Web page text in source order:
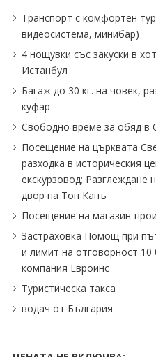
Транспорт с комфортен
видеосистема, минибар)
4 нощувки със закуски в
Истанбул
Багаж до 30 кг. на човек,
куфар
Свободно време за обяд в
Посещение на църквата
разходка в историческия
екскурзовод;
двор на Топ Капъ
Посещение на магазин-
Застраховка Помощ при
и лимит на отговорност 10
компания Евроинс
Туристическа такса
водач от България